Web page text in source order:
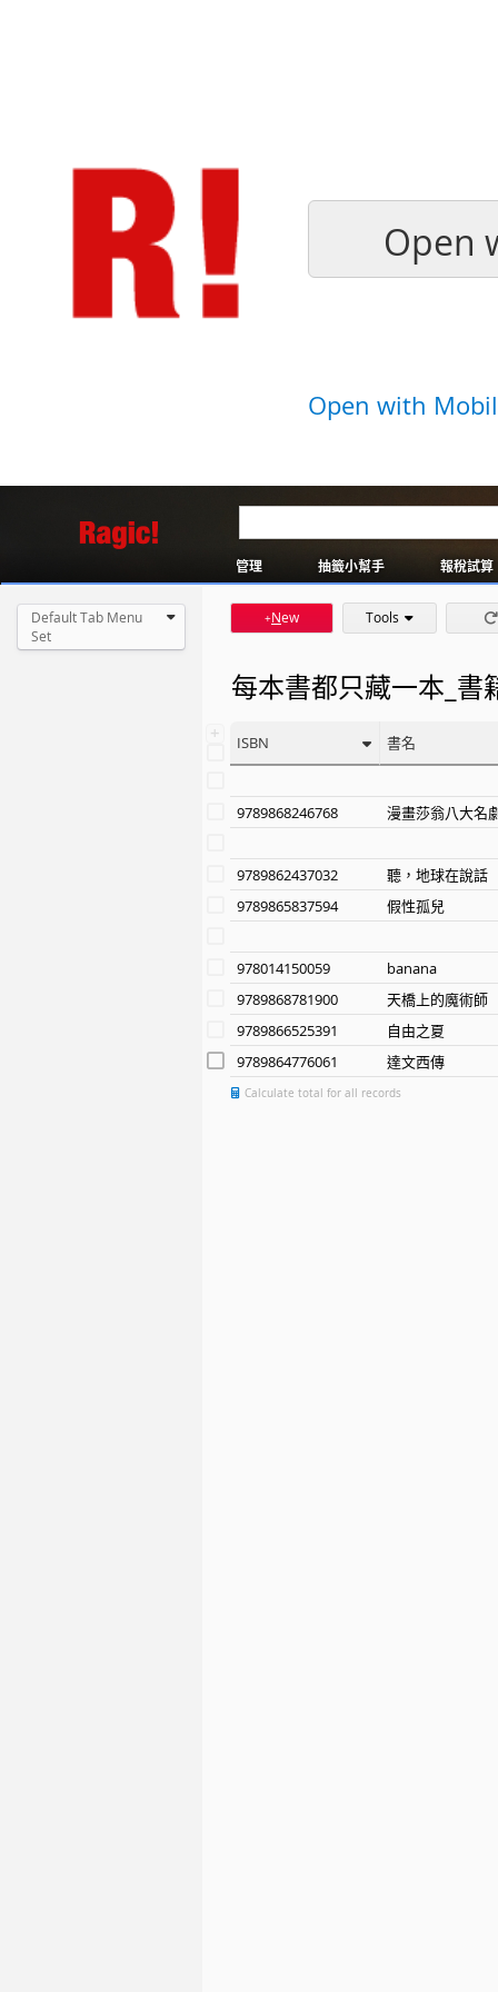
Open
Open with
自我健康管理 抽籤小幫手 報稅試算
Default Tab Menu
Set
+New Tools
每本書都只藏一本_書
+ ISBN 書名
9789868246768 漫畫莎翁八大名
9789862437032
聽，地球在說話
9789865837594
假性孤兒
978014150059
banana
9789868781900
天橋上的魔術師
9789866525391
自由之夏
9789864776061
達文西傳
Calculate total for all records